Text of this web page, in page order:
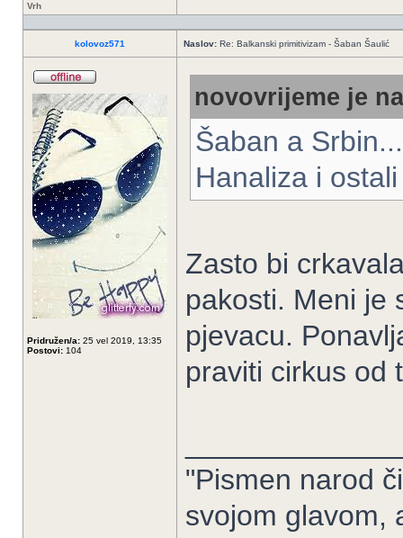
Vrh
kolovoz571 Naslov: Re: Balkanski primitivizam - Šaban Šaulić
Pridružen/a: 25 vel 2019, 13:35
Postovi: 104
novovrijeme je
Šaban a Srbin...
Hanaliza i
Zasto bi
pakosti. Meni je
pjevacu.
praviti cirkus od
"Pismen narod
svojom glavom,